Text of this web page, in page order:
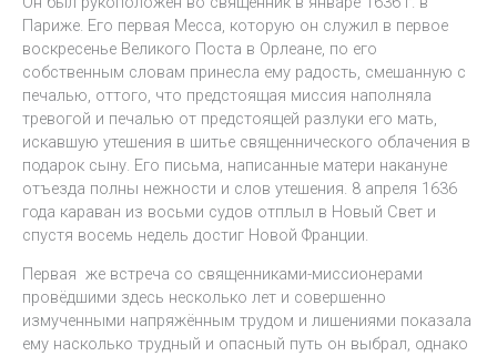
Париже. Его первая Месса, которую он служил в первое
воскресенье Великого Поста в Орлеане, по его
собственным словам принесла ему радость, смешанную с
печалью, оттого, что предстоящая миссия наполняла
тревогой и печалью от предстоящей разлуки его мать,
искавшую утешения в шитье священнического облачения в
подарок сыну. Его письма, написанные матери накануне
отъезда полны нежности и слов утешения. 8 апреля 1636
года караван из восьми судов отплыл в Новый Свет и
спустя восемь недель достиг Новой Франции.
Первая же встреча со священниками-миссионерами
провёдшими здесь несколько лет и совершенно
измученными напряжённым трудом и лишениями показала
ему насколько трудный и опасный путь он выбрал, однако